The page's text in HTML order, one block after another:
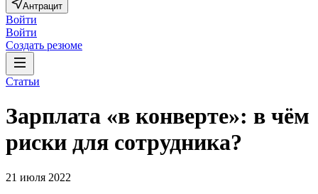
Антрацит
Войти
Войти
Создать резюме
Статьи
Зарплата «в конверте»: в чём
риски для сотрудника?
21 июля 2022